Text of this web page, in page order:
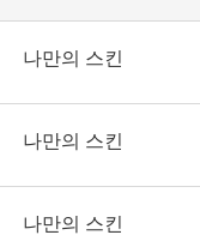
나만의 스킨
나만의 스킨
나만의 스킨